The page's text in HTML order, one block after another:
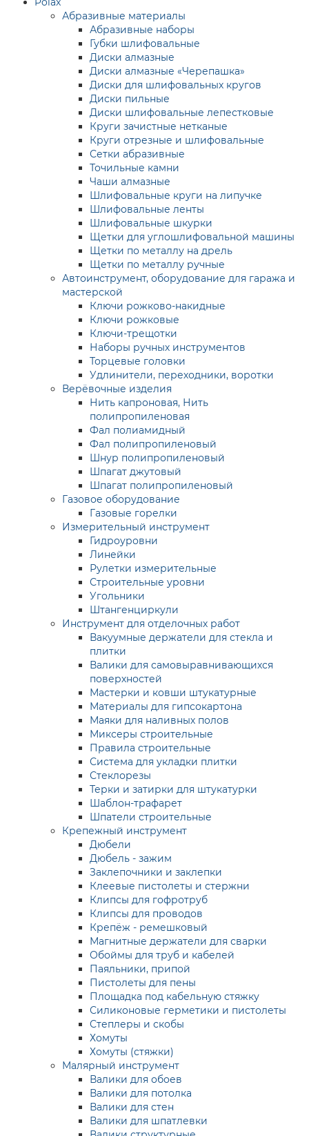
Абразивные материалы
Абразивные наборы
Губки шлифовальные
Диски алмазные
Диски алмазные «Черепашка»
Диски для шлифовальных кругов
Диски пильные
Диски шлифовальные лепестковые
Круги зачистные нетканые
Круги отрезные и шлифовальные
Сетки абразивные
Точильные камни
Чаши алмазные
Шлифовальные круги на липучке
Шлифовальные ленты
Шлифовальные шкурки
Щетки для углошлифовальной машины
Щетки по металлу на дрель
Щетки по металлу ручные
Автоинструмент, оборудование для гаража и
мастерской
Ключи рожково-накидные
Ключи рожковые
Ключи-трещотки
Наборы ручных инструментов
Торцевые головки
Удлинители, переходники, воротки
Верёвочные изделия
Нить капроновая, Нить
полипропиленовая
Фал полиамидный
Фал полипропиленовый
Шнур полипропиленовый
Шпагат джутовый
Шпагат полипропиленовый
Газовое оборудование
Газовые горелки
Измерительный инструмент
Гидроуровни
Линейки
Рулетки измерительные
Строительные уровни
Угольники
Штангенциркули
Инструмент для отделочных работ
Вакуумные держатели для стекла и
плитки
Валики для самовыравнивающихся
поверхностей
Мастерки и ковши штукатурные
Материалы для гипсокартона
Маяки для наливных полов
Миксеры строительные
Правила строительные
Система для укладки плитки
Стеклорезы
Терки и затирки для штукатурки
Шаблон-трафарет
Шпатели строительные
Крепежный инструмент
Дюбели
Дюбель - зажим
Заклепочники и заклепки
Клеевые пистолеты и стержни
Клипсы для гофротруб
Клипсы для проводов
Крепёж - ремешковый
Магнитные держатели для сварки
Обоймы для труб и кабелей
Паяльники, припой
Пистолеты для пены
Площадка под кабельную стяжку
Силиконовые герметики и пистолеты
Степлеры и скобы
Хомуты
Хомуты (стяжки)
Малярный инструмент
Валики для обоев
Валики для потолка
Валики для стен
Валики для шпатлевки